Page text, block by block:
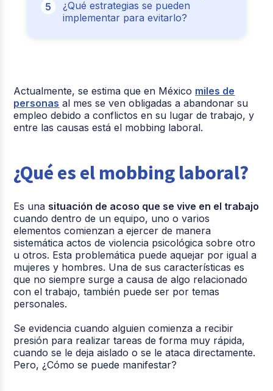
¿Qué estrategias se pueden
implementar para evitarlo?
Actualmente, se estima que en México miles de
personas al mes se ven obligadas a abandonar su
empleo debido a conflictos en su lugar de trabajo, y
entre las causas está el mobbing laboral.
¿Qué es el mobbing laboral?
Es una situación de acoso que se vive en el trabajo
cuando dentro de un equipo, uno o varios
elementos comienzan a ejercer de manera
sistemática actos de violencia psicológica sobre otro
u otros. Esta problemática puede aquejar por igual a
mujeres y hombres. Una de sus características es
que no siempre surge a causa de algo relacionado
con el trabajo, también puede ser por temas
personales.
Se evidencia cuando alguien comienza a recibir
presión para realizar tareas de forma muy rápida,
cuando se le deja aislado o se le ataca directamente.
Pero, ¿Cómo se puede manifestar?